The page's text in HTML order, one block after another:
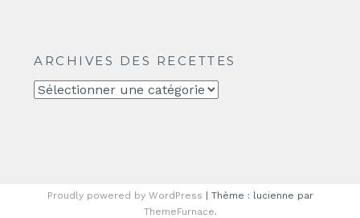
ARCHIVES DES RECETTES
Archives
Proudly powered by WordPress
Thème : lucienne par
ThemeFurnace.